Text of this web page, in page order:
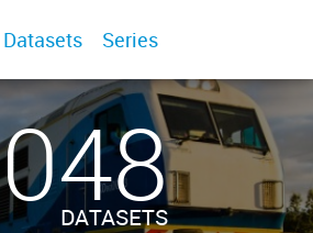
Datasets Series
048
DATASETS